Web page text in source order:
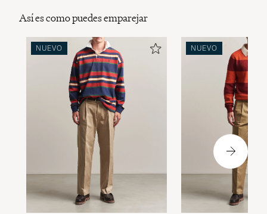
Así es como puedes emparejar
NUEVO NUEVO